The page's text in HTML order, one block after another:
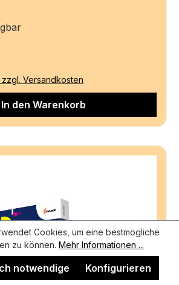
Versandkosten
In den Warenkorb
Cookies, um eine bestmögliche
zu können. Mehr Informationen ...
notwendige Konfigurieren